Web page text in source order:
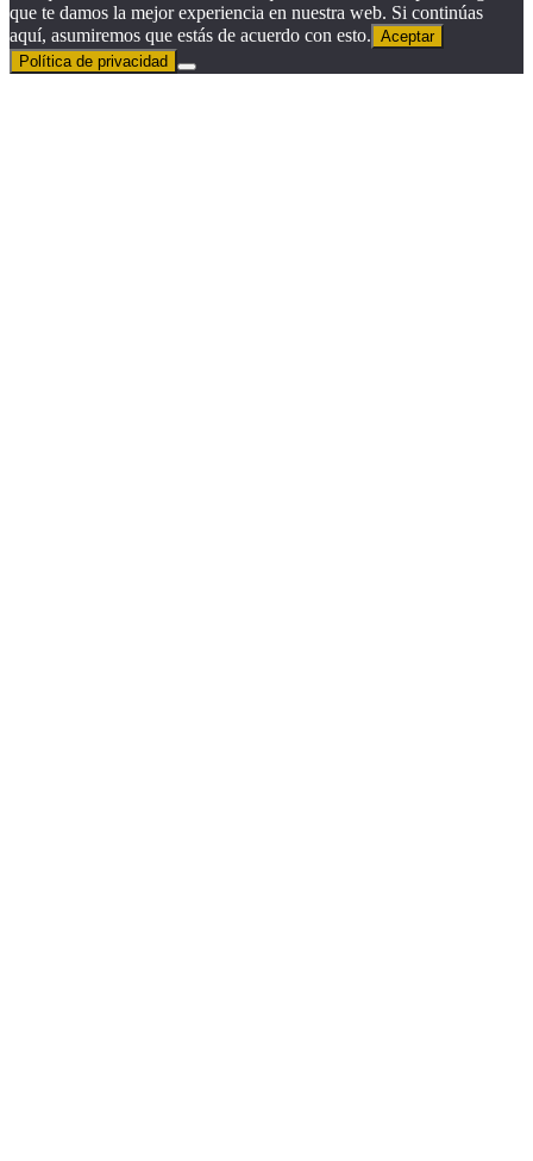
que te damos la mejor experiencia en nuestra web. Si continúas
aquí, asumiremos que estás de acuerdo con esto. Aceptar
Política de privacidad